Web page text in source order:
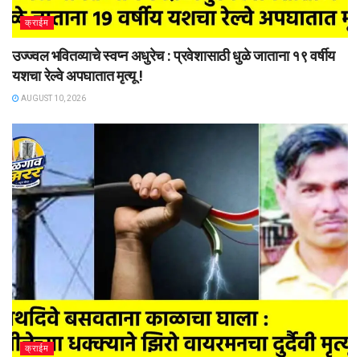
क्राईम
उज्ज्वल भवितव्याचे स्वप्न अधुरेच : प्रवेशासाठी धुळे जाताना १९ वर्षीय
यशचा रेल्वे अपघातात मृत्यू !
AUGUST 10, 2026
क्राईम